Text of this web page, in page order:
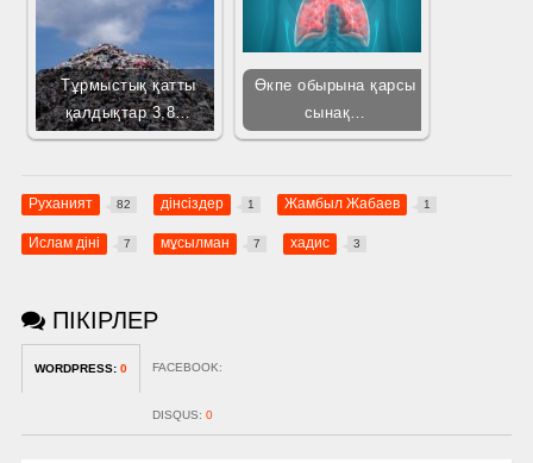
Тұрмыстық қатты
қалдықтар 3,8…
Өкпе обырына қарсы
сынақ…
Руханият 82 дінсіздер 1 Жамбыл Жабаев 1
Ислам діні 7 мұсылман 7 хадис 3
ПІКІРЛЕР
WORDPRESS: 0 FACEBOOK:
DISQUS: 0